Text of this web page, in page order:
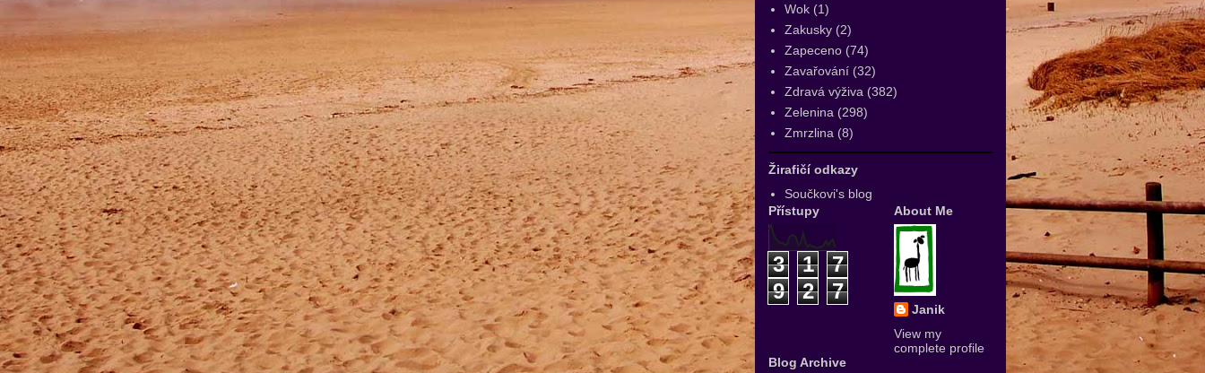
Wok (1)
Zakusky (2)
Zapeceno (74)
Zavařování (32)
Zdravá výživa (382)
Zelenina (298)
Zmrzlina (8)
Žirafičí odkazy
Součkovi's blog
Přístupy
3 1
7
9
2 7
About Me
Janik
View my
complete profile
Blog Archive